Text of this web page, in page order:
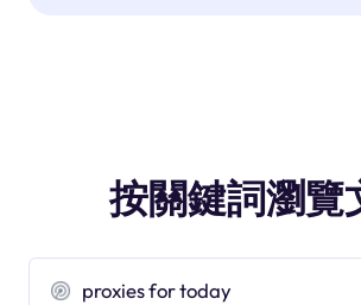
按關鍵詞瀏覽
proxies for today